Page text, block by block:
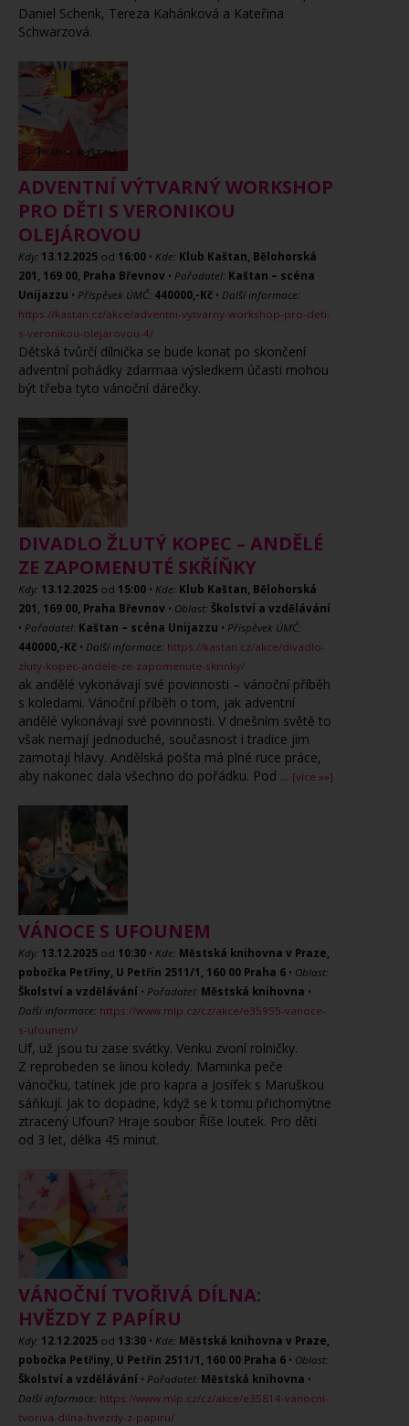
Daniel Schenk, Tereza Kahánková a Kateřina
Schwarzová.
ADVENTNÍ VÝTVARNÝ WORKSHOP
PRO DĚTI S VERONIKOU
OLEJÁROVOU
Kdy: 13.12.2025 od 16:00 • Kde: Klub Kaštan, Bělohorská
201, 169 00, Praha Břevnov • Pořadatel: Kaštan – scéna
Unijazzu • Příspěvek ÚMČ: 440000,-Kč • Další informace:
https://kastan.cz/akce/adventni-vytvarny-workshop-pro-deti-
s-veronikou-olejarovou-4/
Dětská tvůrčí dílnička se bude konat po skončení
adventní pohádky zdarmaa výsledkem účasti mohou
být třeba tyto vánoční dárečky.
DIVADLO ŽLUTÝ KOPEC – ANDĚLÉ
ZE ZAPOMENUTÉ SKŘÍŇKY
Kdy: 13.12.2025 od 15:00 • Kde: Klub Kaštan, Bělohorská
201, 169 00, Praha Břevnov • Oblast: Školství a vzdělávání
• Pořadatel: Kaštan – scéna Unijazzu • Příspěvek ÚMČ:
440000,-Kč • Další informace: https://kastan.cz/akce/divadlo-
zluty-kopec-andele-ze-zapomenute-skrinky/
ak andělé vykonávají své povinnosti – vánoční příběh
s koledami. Vánoční příběh o tom, jak adventní
andělé vykonávají své povinnosti. V dnešním světě to
však nemají jednoduché, současnost i tradice jim
zamotají hlavy. Andělská pošta má plné ruce práce,
aby nakonec dala všechno do pořádku. Pod ... [více »»]
VÁNOCE S UFOUNEM
Kdy: 13.12.2025 od 10:30 • Kde: Městská knihovna v Praze,
pobočka Petřiny, U Petřin 2511/1, 160 00 Praha 6 • Oblast:
Školství a vzdělávání • Pořadatel: Městská knihovna •
Další informace: https://www.mlp.cz/cz/akce/e35955-vanoce-
s-ufounem/
Uf, už jsou tu zase svátky. Venku zvoní rolničky.
Z reprobeden se linou koledy. Maminka peče
vánočku, tatínek jde pro kapra a Josífek s Maruškou
sáňkují. Jak to dopadne, když se k tomu přichomýtne
ztracený Ufoun? Hraje soubor Říše loutek. Pro děti
od 3 let, délka 45 minut.
VÁNOČNÍ TVOŘIVÁ DÍLNA:
HVĚZDY Z PAPÍRU
Kdy: 12.12.2025 od 13:30 • Kde: Městská knihovna v Praze,
pobočka Petřiny, U Petřin 2511/1, 160 00 Praha 6 • Oblast:
Školství a vzdělávání • Pořadatel: Městská knihovna •
Další informace: https://www.mlp.cz/cz/akce/e35814-vanocni-
tvoriva-dilna-hvezdy-z-papiru/